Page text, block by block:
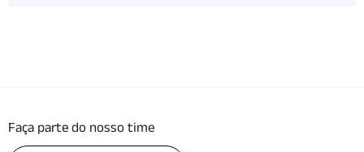
Faça parte do nosso time